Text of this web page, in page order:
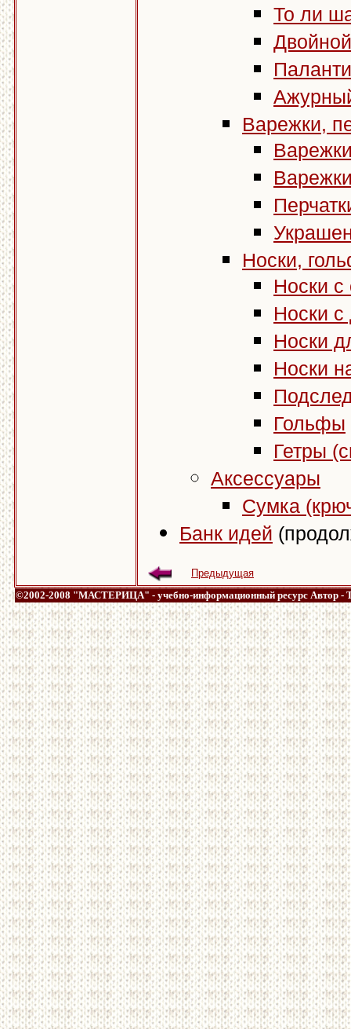
То ли
Варежки,
Носки,
Носки
Носки
Носки
Носки
Гольфы
Гетры
Аксессуары
Сумка
Банк идей
Предыдущая
©2002-2008 "МАСТЕРИЦА" - учебно-информационный ресурс Автор -